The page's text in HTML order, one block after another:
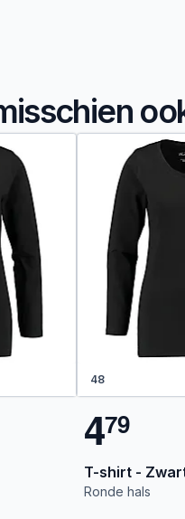
48
479
T-shirt -
Ronde hals